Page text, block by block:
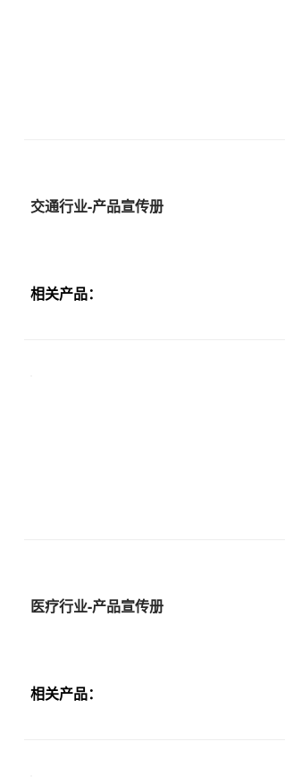
交通行业-产品宣传册
相关产品：
医疗行业-产品宣传册
相关产品：